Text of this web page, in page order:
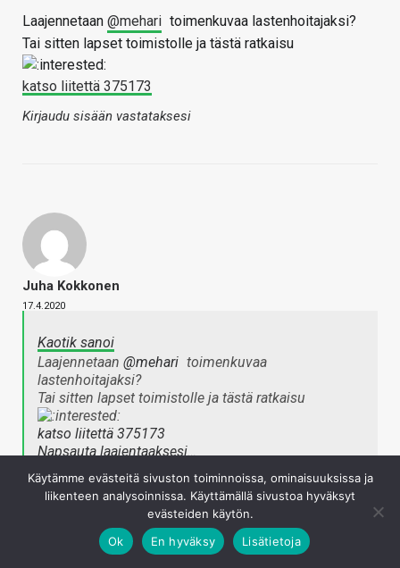
Laajennetaan @mehari toimenkuvaa lastenhoitajaksi?
Tai sitten lapset toimistolle ja tästä ratkaisu
katso liitettä 375173
Kirjaudu sisään vastataksesi
Juha Kokkonen
17.4.2020
Kaotik sanoi
Laajennetaan @mehari toimenkuvaa
lastenhoitajaksi?
Tai sitten lapset toimistolle ja tästä ratkaisu
katso liitettä 375173
Napsauta laajentaaksesi…
Mulla on vähän sellanen kutina, että tätäkin korttia on jo
Kirjaudu sisään vastataksesi
Käytämme evästeitä sivuston toiminnoissa, ominaisuuksissa ja
liikenteen analysoinnissa. Käyttämällä sivustoa hyväksyt
evästeiden käytön.
Ok
En hyväksy Lisätietoja